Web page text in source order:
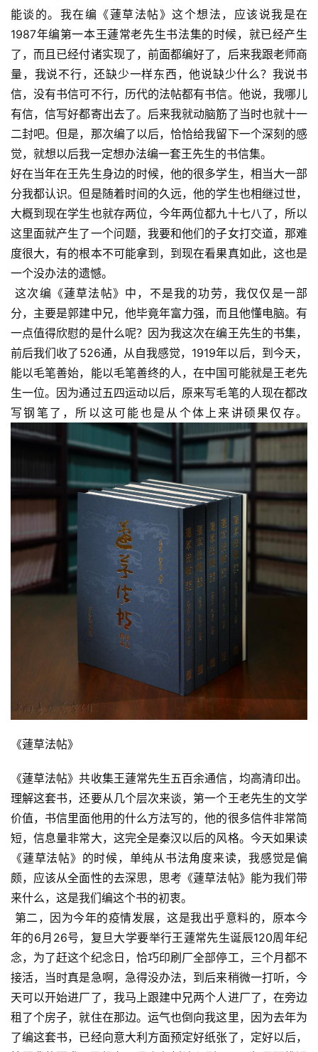
能谈的。我在编《蘧草法帖》这个想法，应该说我是在
1987年编第一本王蘧常老先生书法集的时候，就已经产生
了，而且已经付诸实现了，前面都编好了，后来我跟老师商
量，我说不行，还缺少一样东西，他说缺少什么？我说书
信，没有书信可不行，历代的法帖都有书信。他说，我哪儿
有信，信写好都寄出去了。后来我就动脑筋了当时也就十一
二封吧。但是，那次编了以后，恰恰给我留下一个深刻的感
觉，就想以后我一定想办法编一套王先生的书信集。
好在当年在王先生身边的时候，他的很多学生，相当大一部
分我都认识。但是随着时间的久远，他的学生也相继过世，
大概到现在学生也就存两位，今年两位都九十七八了，所以
这里面就产生了一个问题，我要和他们的子女打交道，那难
度很大，有的根本不可能拿到，到现在看果真如此，这也是
一个没办法的遗憾。
这次编《蘧草法帖》中，不是我的功劳，我仅仅是一部
分，主要是郭建中兄，他毕竟年富力强，而且他懂电脑。有
一点值得欣慰的是什么呢？因为我这次在编王先生的书集，
前后我们收了526通，从自我感觉，1919年以后，到今天，
能以毛笔善始，能以毛笔善终的人，在中国可能就是王老先
生一位。因为通过五四运动以后，原来写毛笔的人现在都改
写钢笔了，所以这可能也是从个体上来讲硕果仅存。
《蘧草法帖》
《蘧草法帖》共收集王蘧常先生五百余通信，均高清印出。
理解这套书，还要从几个层次来谈，第一个王老先生的文学
价值，书信里面他用的什么方法写的，他的很多信件非常简
短，信息量非常大，这完全是秦汉以后的风格。今天如果读
《蘧草法帖》的时候，单纯从书法角度来读，我感觉是偏
颇，应该从全面性的去深思，思考《蘧草法帖》能为我们带
来什么，这是我们编这个书的初衷。
第二，因为今年的疫情发展，这是我出乎意料的，原本今
年的6月26号，复旦大学要举行王蘧常先生诞辰120周年纪
念，为了赶这个纪念日，恰巧印刷厂全部停工，三个月都不
接活，当时真是急啊，急得没办法，到后来稍微一打听，今
天可以开始进厂了，我马上跟建中兄两个人进厂了，在旁边
租了个房子，就住在那边。运气也倒向我这里，因为去年为
了编这套书，已经向意大利方面预定好纸张了，定好以后，